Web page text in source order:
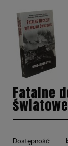
Fatalne
Dostępność: